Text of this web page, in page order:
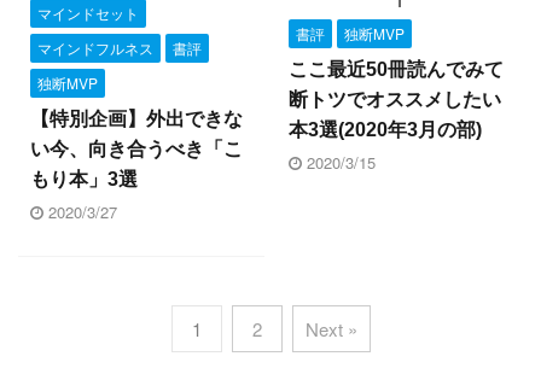
マインドセット
マインドフルネス
書評
独断MVP
【特別企画】外出できな
い今、向き合うべき「こ
もり本」3選
2020/3/27
書評
独断MVP
ここ最近50冊読んでみて
断トツでオススメしたい
本3選(2020年3月の部)
2020/3/15
1 2 Next »